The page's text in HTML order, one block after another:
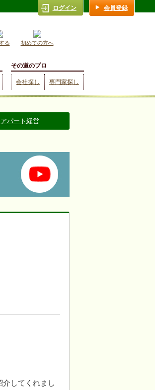
る 初めての方へ
その道のプロ
会社探し 専門家探し
ログイン 会員登録
アパート経営
してくれまし